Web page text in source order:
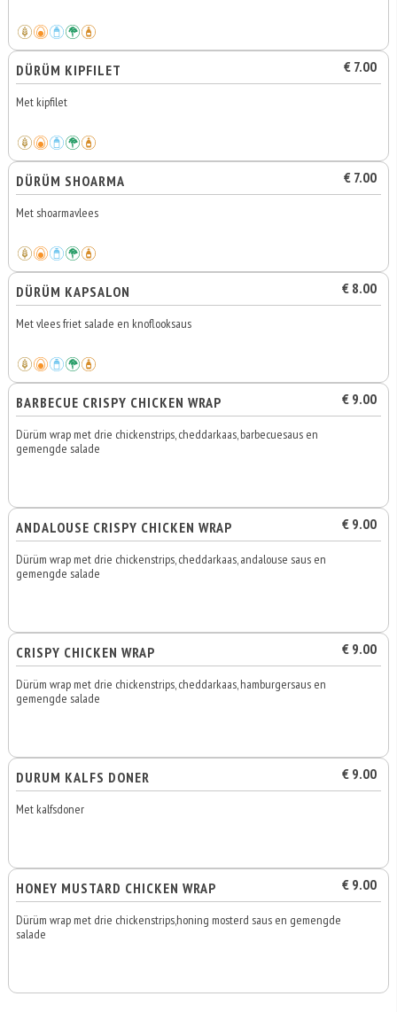
DÜRÜM KIPFILET € 7.00
Met kipfilet
DÜRÜM SHOARMA € 7.00
Met shoarmavlees
DÜRÜM KAPSALON € 8.00
Met vlees friet salade en knoflooksaus
BARBECUE CRISPY CHICKEN WRAP € 9.00
Dürüm wrap met drie chickenstrips, cheddarkaas, barbecuesaus en
gemengde salade
ANDALOUSE CRISPY CHICKEN WRAP € 9.00
Dürüm wrap met drie chickenstrips, cheddarkaas, andalouse saus en
gemengde salade
CRISPY CHICKEN WRAP € 9.00
Dürüm wrap met drie chickenstrips, cheddarkaas, hamburgersaus en
gemengde salade
DURUM KALFS DONER € 9.00
Met kalfsdoner
HONEY MUSTARD CHICKEN WRAP € 9.00
Dürüm wrap met drie chickenstrips,honing mosterd saus en gemengde
salade